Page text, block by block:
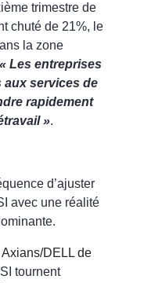
trimestre de
chuté de 21%, le
la zone
« Les entreprises
aux services de
rapidement
».
d’ajuster
avec une réalité
DELL de
tournent